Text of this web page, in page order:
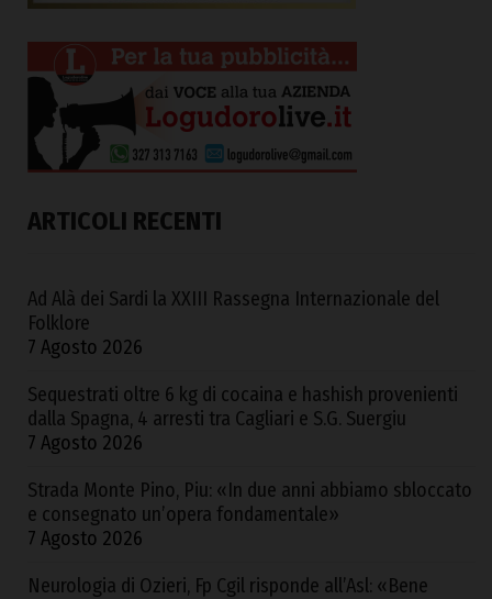
ARTICOLI RECENTI
Ad Alà dei Sardi la XXIII Rassegna Internazionale del
Folklore
7 Agosto 2026
Sequestrati oltre 6 kg di cocaina e hashish provenienti
dalla Spagna, 4 arresti tra Cagliari e S.G. Suergiu
7 Agosto 2026
Strada Monte Pino, Piu: «In due anni abbiamo sbloccato
e consegnato un’opera fondamentale»
7 Agosto 2026
Neurologia di Ozieri, Fp Cgil risponde all’Asl: «Bene